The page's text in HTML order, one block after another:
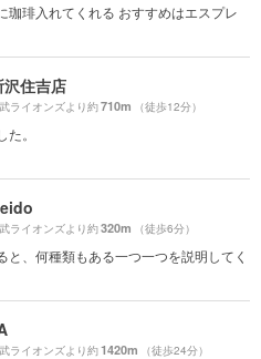
珈琲入れてくれる おすすめはエスプレ
住吉店
ライオンズより約710m （徒歩12分）
。
ライオンズより約320m （徒歩6分）
と、何種類もある一つ一つを説明してく
ライオンズより約1420m （徒歩24分）